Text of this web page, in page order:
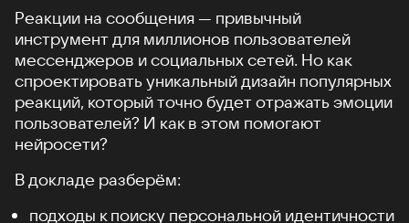
Реакции на сообщения — привычный
инструмент для миллионов пользователей
мессенджеров и социальных сетей. Но как
спроектировать уникальный дизайн популярных
реакций, который точно будет отражать эмоции
пользователей? И как в этом помогают
нейросети?
В докладе разберём:
подходы к поиску персональной идентичности